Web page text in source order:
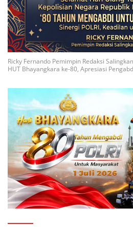
Ricky Fernando Pemimpin Redaksi
HUT Bhayangkara ke-80, Apresiasi